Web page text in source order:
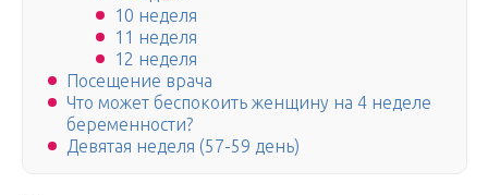
10 неделя
11 неделя
12 неделя
Посещение врача
Что может беспокоить женщину на 4 неделе
беременности?
Девятая неделя (57-59 день)